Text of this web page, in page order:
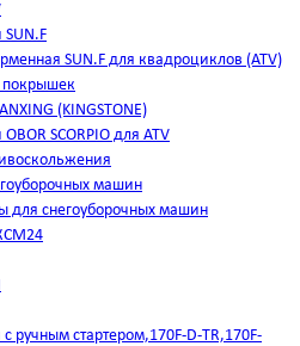
SUN.F для квадроциклов (АТV)
(KINGSTONE)
SCORPIO для ATV
машин
для снегоуборочных машин
ручным стартером,170F-D-TR,170F-